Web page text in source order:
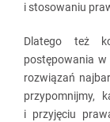
i stosowaniu
Dlatego też
postępowania
rozwiązań
przypomnijmy,
i przyjęciu